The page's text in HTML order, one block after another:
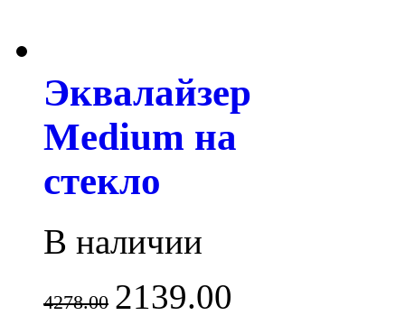
Эквалайзер
Medium на
стекло
В наличии
4278.00 2139.00